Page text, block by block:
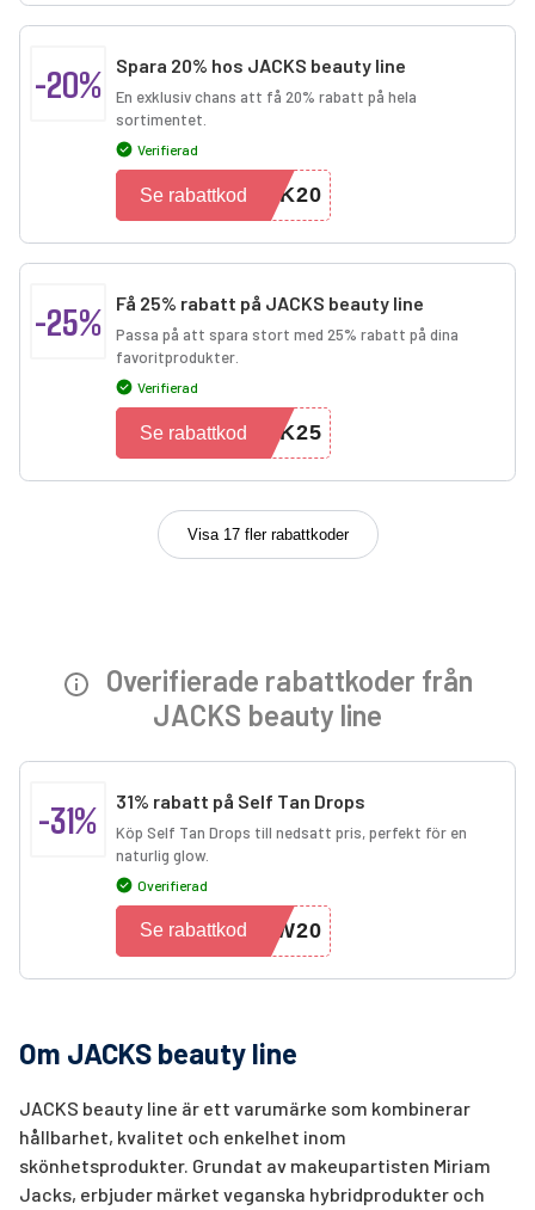
-20% Spara 20% hos JACKS beauty line
En exklusiv chans att få 20% rabatt på hela
sortimentet.
Verifierad
CK20
Se rabattkod
-25% Få 25% rabatt på JACKS beauty line
Passa på att spara stort med 25% rabatt på dina
favoritprodukter.
Verifierad
CK25
Se rabattkod
Visa 17 fler rabattkoder
Overifierade rabattkoder från
JACKS beauty line
-31% 31% rabatt på Self Tan Drops
Köp Self Tan Drops till nedsatt pris, perfekt för en
naturlig glow.
Overifierad
OW20
Se rabattkod
Om JACKS beauty line
JACKS beauty line är ett varumärke som kombinerar
hållbarhet, kvalitet och enkelhet inom
skönhetsprodukter. Grundat av makeupartisten Miriam
Jacks, erbjuder märket veganska hybridprodukter och